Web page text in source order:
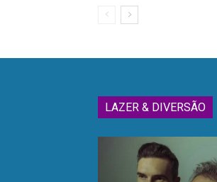
LAZER & DIVERSÃO